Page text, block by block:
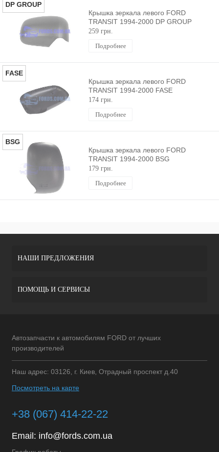
DP GROUP
Крышка зеркала левого FORD
TRANSIT 1994-2000 DP GROUP
259 грн.
Подробнее
FASE
Крышка зеркала левого FORD
TRANSIT 1994-2000 FASE
174 грн.
Подробнее
BSG
Крышка зеркала левого FORD
TRANSIT 1994-2000 BSG
179 грн.
Подробнее
НАШИ ПРЕДЛОЖЕНИЯ
ПОМОЩЬ И СЕРВИСЫ
Автозапчасти к автомобилям FORD от лучших
производителей
Наш адрес: 03126, г. Киев, Отрадный проспект д.40
Посмотреть на карте
+38 (067) 414-22-22
Email: info@fords.com.ua